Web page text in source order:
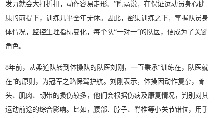
发力就会大打折扣，动作容易走形。”陶鬲说，在保证运动员身心健
康的前提下，训练几乎全年无休。因此，密集训练之下，掌握队员身
体情况，监控生理指标变化，每个队“一对一”的队医，便成为了关键
角色。
8年前，从柔道队转到体操队的队医刘刚，一直秉承“训练在，队医就
在”的原则，为冠军之路保驾护航。刘刚表示，体操因动作复杂，骨
头、肌肉、韧带的损伤较多，他们会根据伤病及康复情况，判别对其
运动前途的综合影响。比如，腰部、脖子、脊椎等小关节错位，用手